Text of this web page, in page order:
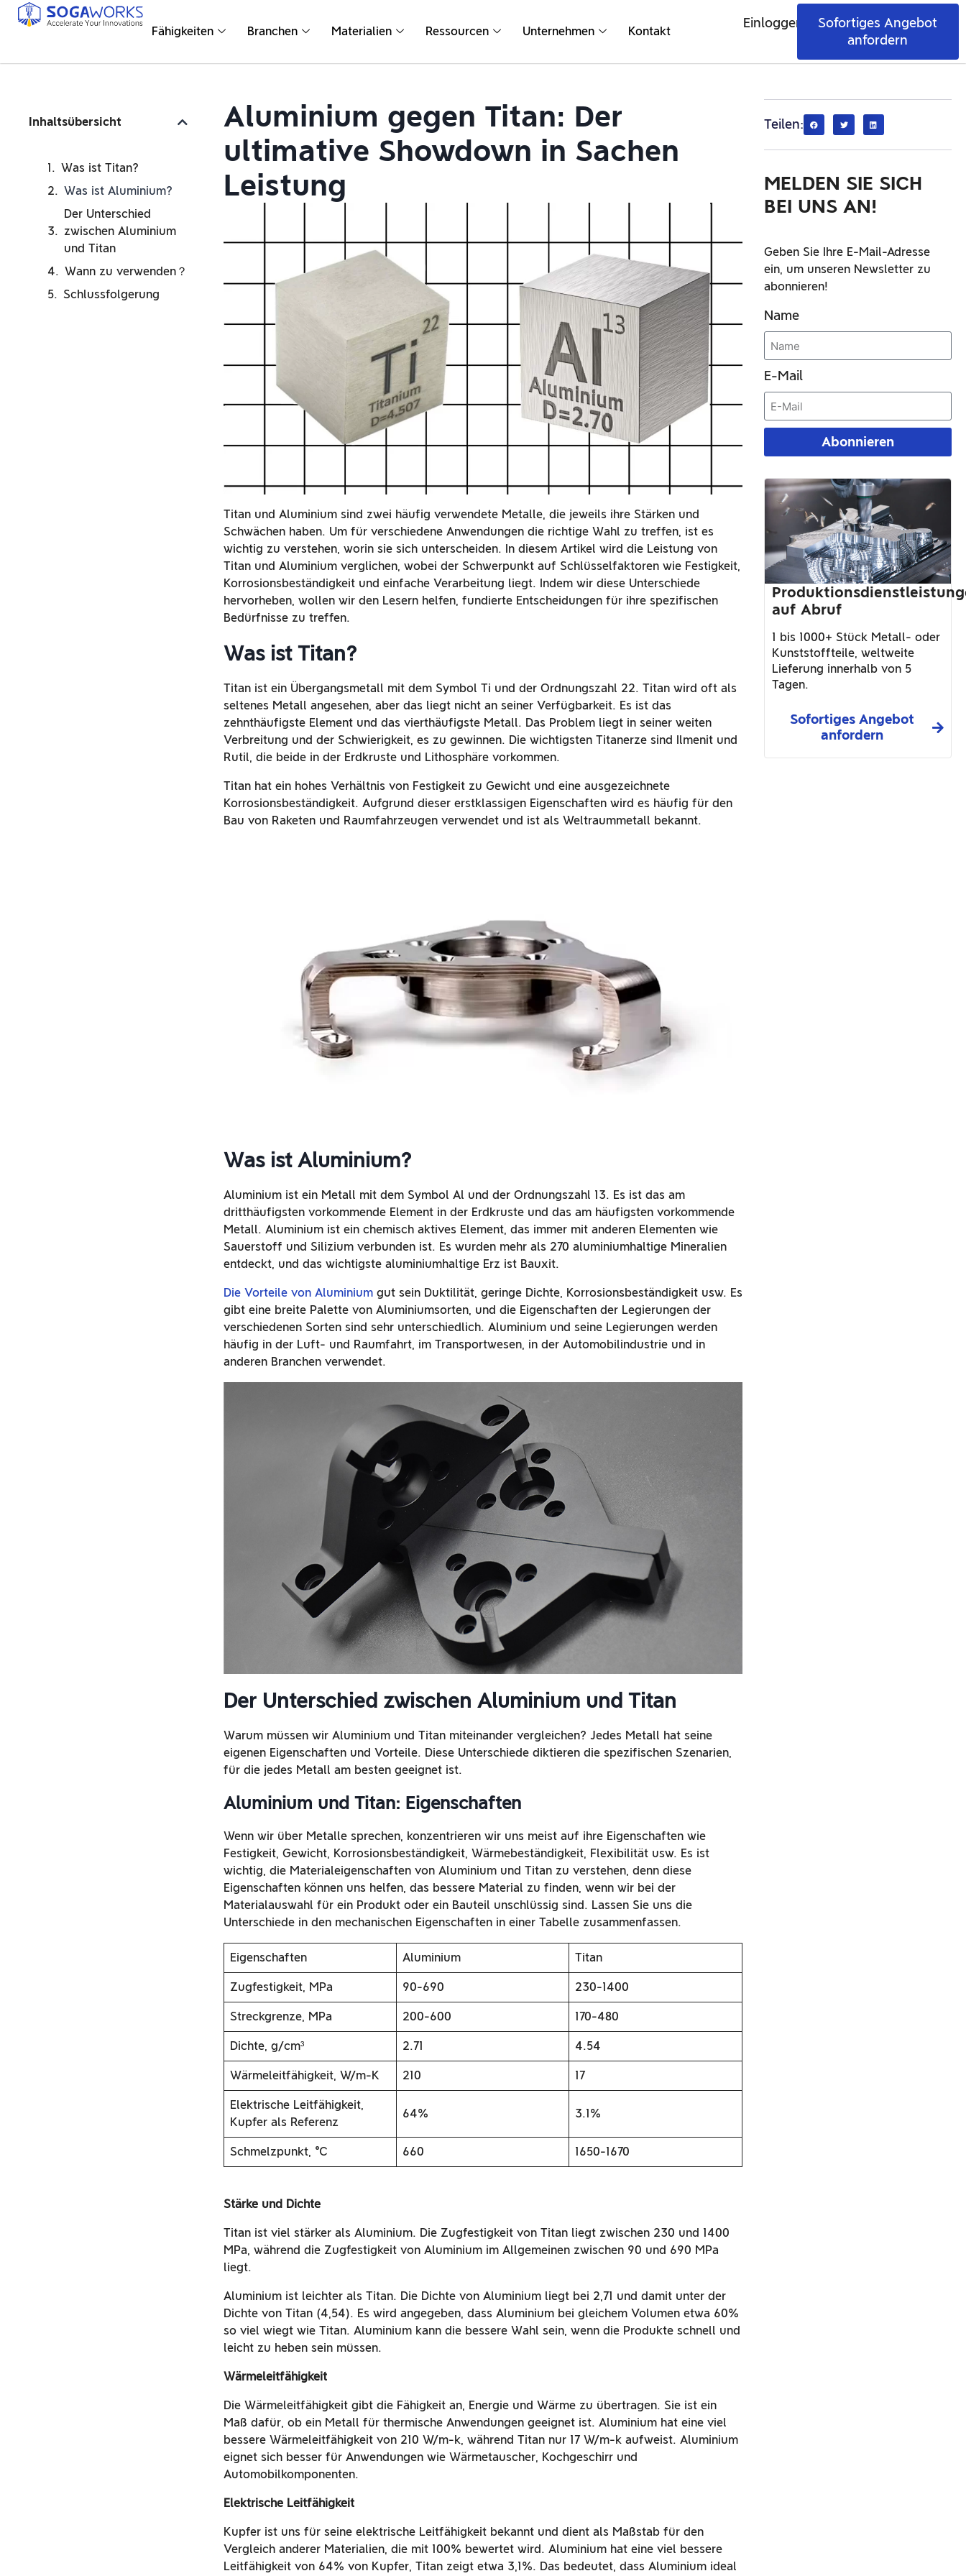
Fähigkeiten Branchen Materialien Ressourcen Unternehmen Kontakt
Einloggen
Sofortiges Angebot
anfordern
Inhaltsübersicht
Was ist Titan?
Was ist Aluminium?
Der Unterschied
zwischen Aluminium
und Titan
Wann zu verwenden？
Schlussfolgerung
Aluminium gegen Titan: Der
ultimative Showdown in Sachen
Leistung
Titan und Aluminium sind zwei häufig verwendete Metalle, die jeweils ihre Stärken und
Schwächen haben. Um für verschiedene Anwendungen die richtige Wahl zu treffen, ist es
wichtig zu verstehen, worin sie sich unterscheiden. In diesem Artikel wird die Leistung von
Titan und Aluminium verglichen, wobei der Schwerpunkt auf Schlüsselfaktoren wie Festigkeit,
Korrosionsbeständigkeit und einfache Verarbeitung liegt. Indem wir diese Unterschiede
hervorheben, wollen wir den Lesern helfen, fundierte Entscheidungen für ihre spezifischen
Bedürfnisse zu treffen.
Was ist Titan?
Titan ist ein Übergangsmetall mit dem Symbol Ti und der Ordnungszahl 22. Titan wird oft als
seltenes Metall angesehen, aber das liegt nicht an seiner Verfügbarkeit. Es ist das
zehnthäufigste Element und das vierthäufigste Metall. Das Problem liegt in seiner weiten
Verbreitung und der Schwierigkeit, es zu gewinnen. Die wichtigsten Titanerze sind Ilmenit und
Rutil, die beide in der Erdkruste und Lithosphäre vorkommen.
Titan hat ein hohes Verhältnis von Festigkeit zu Gewicht und eine ausgezeichnete
Korrosionsbeständigkeit. Aufgrund dieser erstklassigen Eigenschaften wird es häufig für den
Bau von Raketen und Raumfahrzeugen verwendet und ist als Weltraummetall bekannt.
Was ist Aluminium?
Aluminium ist ein Metall mit dem Symbol Al und der Ordnungszahl 13. Es ist das am
dritthäufigsten vorkommende Element in der Erdkruste und das am häufigsten vorkommende
Metall. Aluminium ist ein chemisch aktives Element, das immer mit anderen Elementen wie
Sauerstoff und Silizium verbunden ist. Es wurden mehr als 270 aluminiumhaltige Mineralien
entdeckt, und das wichtigste aluminiumhaltige Erz ist Bauxit.
Die Vorteile von Aluminiumgut seinDuktilität, geringe Dichte, Korrosionsbeständigkeit usw. Es
gibt eine breite Palette von Aluminiumsorten, und die Eigenschaften der Legierungen der
verschiedenen Sorten sind sehr unterschiedlich. Aluminium und seine Legierungen werden
häufig in der Luft- und Raumfahrt, im Transportwesen, in der Automobilindustrie und in
anderen Branchen verwendet.
Der Unterschied zwischen Aluminium und Titan
Warum müssen wir Aluminium und Titan miteinander vergleichen? Jedes Metall hat seine
eigenen Eigenschaften und Vorteile. Diese Unterschiede diktieren die spezifischen Szenarien,
für die jedes Metall am besten geeignet ist.
Aluminium und Titan: Eigenschaften
Wenn wir über Metalle sprechen, konzentrieren wir uns meist auf ihre Eigenschaften wie
Festigkeit, Gewicht, Korrosionsbeständigkeit, Wärmebeständigkeit, Flexibilität usw. Es ist
wichtig, die Materialeigenschaften von Aluminium und Titan zu verstehen, denn diese
Eigenschaften können uns helfen, das bessere Material zu finden, wenn wir bei der
Materialauswahl für ein Produkt oder ein Bauteil unschlüssig sind. Lassen Sie uns die
Unterschiede in den mechanischen Eigenschaften in einer Tabelle zusammenfassen.
Eigenschaften Aluminium Titan
Zugfestigkeit, MPa 90-690 230-1400
Streckgrenze, MPa 200-600 170-480
Dichte, g/cm³ 2.71 4.54
Wärmeleitfähigkeit, W/m-K 210 17
Elektrische Leitfähigkeit,
Kupfer als Referenz
64% 3.1%
Schmelzpunkt, ℃ 660 1650-1670
Stärke und Dichte
Titan ist viel stärker als Aluminium. Die Zugfestigkeit von Titan liegt zwischen 230 und 1400
MPa, während die Zugfestigkeit von Aluminium im Allgemeinen zwischen 90 und 690 MPa
liegt.
Aluminium ist leichter als Titan. Die Dichte von Aluminium liegt bei 2,71 und damit unter der
Dichte von Titan (4,54). Es wird angegeben, dass Aluminium bei gleichem Volumen etwa 60%
so viel wiegt wie Titan. Aluminium kann die bessere Wahl sein, wenn die Produkte schnell und
leicht zu heben sein müssen.
Wärmeleitfähigkeit
Die Wärmeleitfähigkeit gibt die Fähigkeit an, Energie und Wärme zu übertragen. Sie ist ein
Maß dafür, ob ein Metall für thermische Anwendungen geeignet ist. Aluminium hat eine viel
bessere Wärmeleitfähigkeit von 210 W/m-k, während Titan nur 17 W/m-k aufweist. Aluminium
eignet sich besser für Anwendungen wie Wärmetauscher, Kochgeschirr und
Automobilkomponenten.
Elektrische Leitfähigkeit
Kupfer ist uns für seine elektrische Leitfähigkeit bekannt und dient als Maßstab für den
Vergleich anderer Materialien, die mit 100% bewertet wird. Aluminium hat eine viel bessere
Leitfähigkeit von 64% von Kupfer, Titan zeigt etwa 3,1%. Das bedeutet, dass Aluminium ideal
Teilen:
MELDEN SIE SICH
BEI UNS AN!
Geben Sie Ihre E-Mail-Adresse
ein, um unseren Newsletter zu
abonnieren!
Name
E-Mail
Abonnieren
auf Abruf
1 bis 1000+ Stück Metall- oder
Kunststoffteile, weltweite
Lieferung innerhalb von 5
Tagen.
Sofortiges Angebot
anfordern